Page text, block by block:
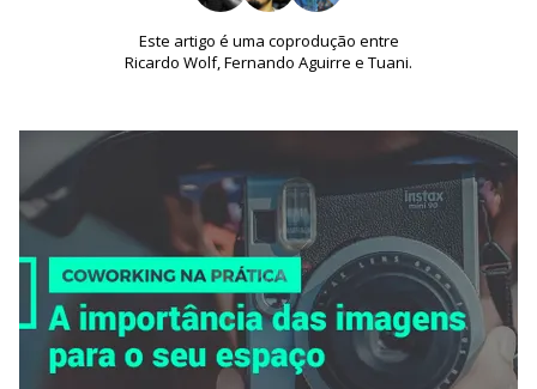
Este artigo é uma coprodução entre
Ricardo Wolf, Fernando Aguirre e Tuani.